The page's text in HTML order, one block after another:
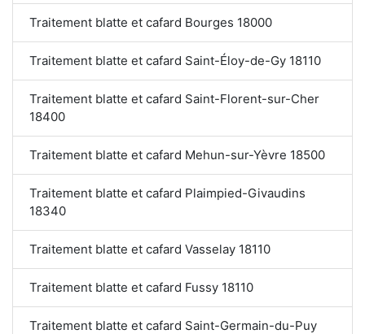
Traitement blatte et cafard Bourges 18000
Traitement blatte et cafard Saint-Éloy-de-Gy 18110
Traitement blatte et cafard Saint-Florent-sur-Cher
18400
Traitement blatte et cafard Mehun-sur-Yèvre 18500
Traitement blatte et cafard Plaimpied-Givaudins
18340
Traitement blatte et cafard Vasselay 18110
Traitement blatte et cafard Fussy 18110
Traitement blatte et cafard Saint-Germain-du-Puy